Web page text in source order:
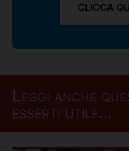
CLICCA
Leggi anche
esserti utile…